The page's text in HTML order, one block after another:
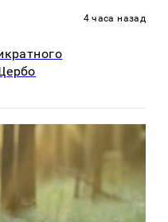
4 часа назад